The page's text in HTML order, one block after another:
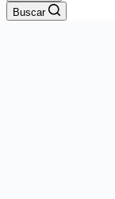
Buscar